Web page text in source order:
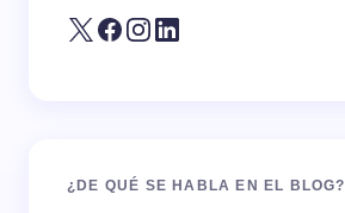
¿DE QUÉ SE HABLA EN EL BLOG?